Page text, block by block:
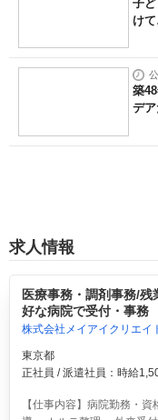
子
け
築
デ
求人情報
医療事務・調剤事務/
好な病院で受付・事務
株式会社メイアイクリエイ
東京都
正社員 / 派遣社員：時給
【仕事内容】病院勤務・